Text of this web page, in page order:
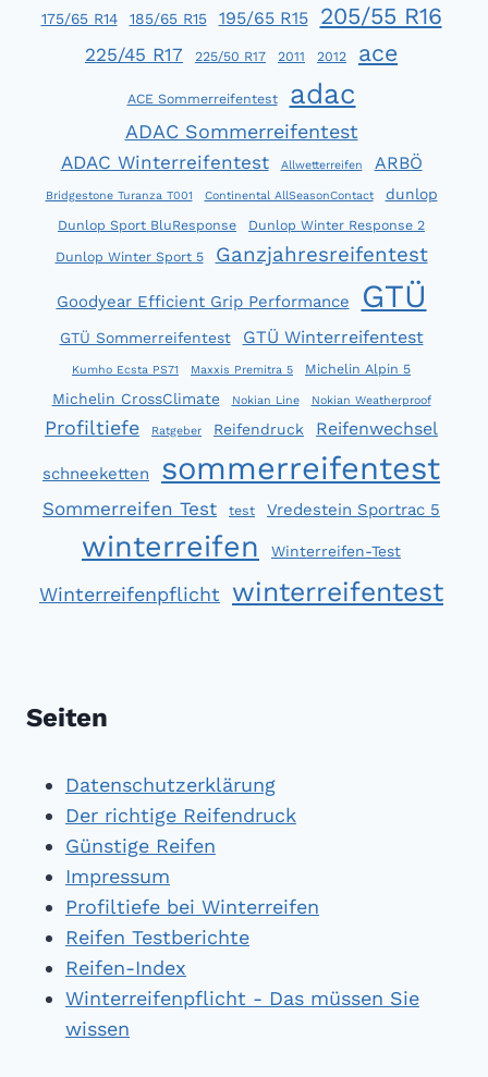
175/65 R14 185/65 R15 195/65 R15 205/55 R16
225/45 R17 225/50 R17 2011 2012 ace
ACE Sommerreifentest adac
ADAC Sommerreifentest
ADAC Winterreifentest Allwetterreifen ARBÖ
Bridgestone Turanza T001 Continental AllSeasonContact dunlop
Dunlop Sport BluResponse
Dunlop Winter Response 2
Dunlop Winter Sport 5
Ganzjahresreifentest
Goodyear Efficient Grip Performance GTÜ
GTÜ Sommerreifentest GTÜ Winterreifentest
Kumho Ecsta PS71 Maxxis Premitra 5 Michelin Alpin 5
Michelin CrossClimate Nokian Line Nokian Weatherproof
Profiltiefe Ratgeber Reifendruck Reifenwechsel
schneeketten sommerreifentest
Sommerreifen Test test Vredestein Sportrac 5
winterreifen Winterreifen-Test
Winterreifenpflicht winterreifentest
Seiten
Datenschutzerklärung
Der richtige Reifendruck
Günstige Reifen
Impressum
Profiltiefe bei Winterreifen
Reifen Testberichte
Reifen-Index
Winterreifenpflicht - Das müssen Sie
wissen